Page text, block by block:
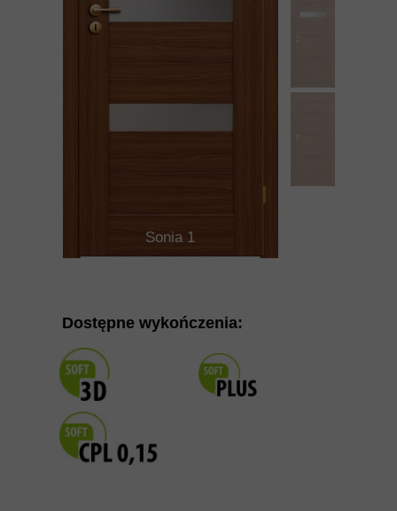
Dostępne wykończenia:
Sonia 1